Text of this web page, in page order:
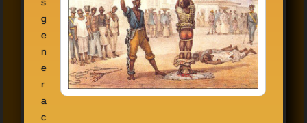
s
g
e
n
e
r
a
c